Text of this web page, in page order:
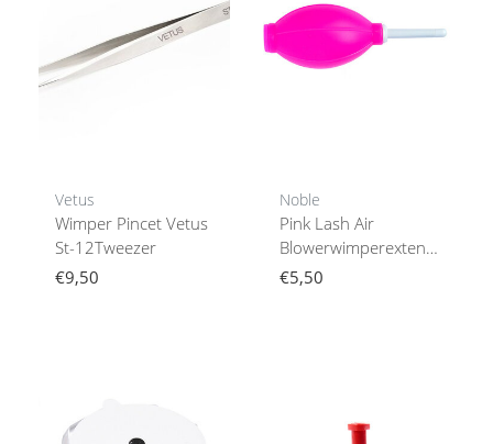
Vetus
Wimper Pincet Vetus
St-12Tweezer
€9,50
Noble
Pink Lash Air
Blowerwimperextensions
Hulpmiddel
€5,50